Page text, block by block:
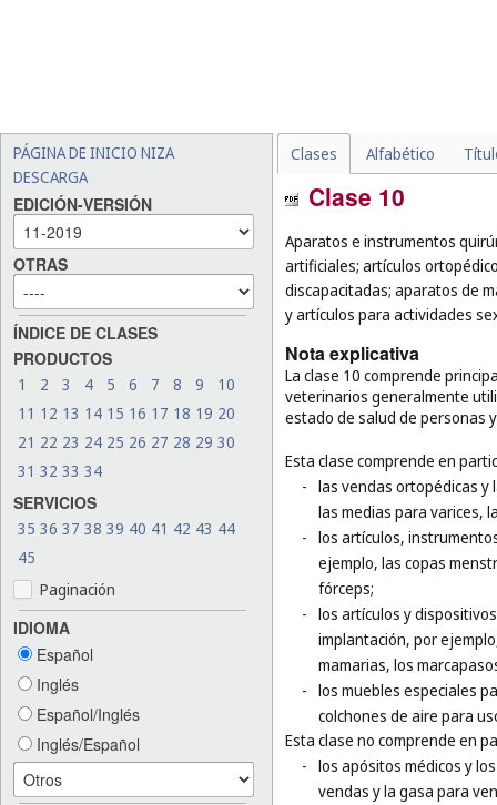
PÁGINA DE INICIO NIZA
DESCARGA
EDICIÓN-VERSIÓN
OTRAS
ÍNDICE DE CLASES
PRODUCTOS
1 2 3 4 5 6 7 8 9
10
11 12 13 14 15 16 17 18 19 20
21 22 23 24 25 26 27 28 29 30
31 32 33 34
SERVICIOS
35 36 37 38 39 40 41 42 43 44
45
Paginación
IDIOMA
Español
Inglés
Español/Inglés
Inglés/Español
Clases Alfabético
Clase 10
Aparatos e instrumentos
artificiales; artículos
discapacitadas; aparatos de
y artículos para actividades
Nota explicativa
La clase 10 comprende
veterinarios generalmente
estado de salud de personas
Esta clase comprende en
- las vendas ortopédicas y
las medias para varices,
- los artículos,
ejemplo, las copas
fórceps;
- los artículos y
implantación, por
mamarias, los
- los muebles especiales
colchones de aire para
Esta clase no comprende en
- los apósitos médicos y
vendas y la gasa para